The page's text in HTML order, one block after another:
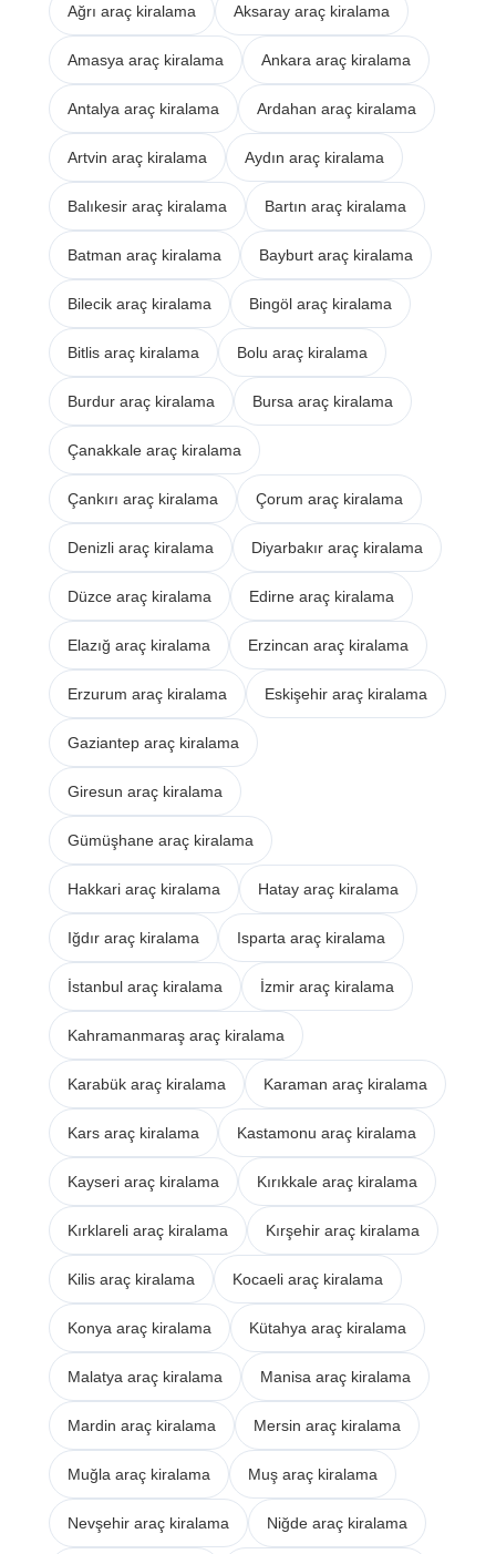
Ağrı araç kiralama Aksaray araç kiralama
Amasya araç kiralama Ankara araç kiralama
Antalya araç kiralama Ardahan araç kiralama
Artvin araç kiralama Aydın araç kiralama
Balıkesir araç kiralama Bartın araç kiralama
Batman araç kiralama Bayburt araç kiralama
Bilecik araç kiralama Bingöl araç kiralama
Bitlis araç kiralama Bolu araç kiralama
Burdur araç kiralama Bursa araç kiralama
Çanakkale araç kiralama
Çankırı araç kiralama Çorum araç kiralama
Denizli araç kiralama Diyarbakır araç kiralama
Düzce araç kiralama Edirne araç kiralama
Elazığ araç kiralama Erzincan araç kiralama
Erzurum araç kiralama Eskişehir araç kiralama
Gaziantep araç kiralama
Giresun araç kiralama
Gümüşhane araç kiralama
Hakkari araç kiralama Hatay araç kiralama
Iğdır araç kiralama Isparta araç kiralama
İstanbul araç kiralama İzmir araç kiralama
Kahramanmaraş araç kiralama
Karabük araç kiralama Karaman araç kiralama
Kars araç kiralama Kastamonu araç kiralama
Kayseri araç kiralama Kırıkkale araç kiralama
Kırklareli araç kiralama Kırşehir araç kiralama
Kilis araç kiralama Kocaeli araç kiralama
Konya araç kiralama Kütahya araç kiralama
Malatya araç kiralama Manisa araç kiralama
Mardin araç kiralama Mersin araç kiralama
Muğla araç kiralama Muş araç kiralama
Nevşehir araç kiralama Niğde araç kiralama